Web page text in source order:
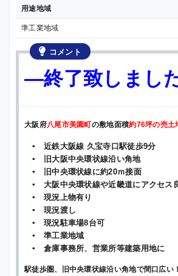
用途地域
準工業地域
コメント
—終了致しまし
大阪府八尾市美園町の敷地面積約76坪の売土
▪ 近鉄大阪線 久宝寺口駅徒歩9分
▪ 旧大阪中央環状線沿い角地
▪ 旧中央環状線に約20ｍ接面
▪ 大阪中央環状線や近畿道にアクセス
▪ 現況上物有り
▪ 現況渡し
▪ 現況駐車場8台可
▪ 準工業地域
▪ 倉庫事務所、営業所等建築用地に
駅徒歩圏、旧中央環状線沿い角地で間口広い！